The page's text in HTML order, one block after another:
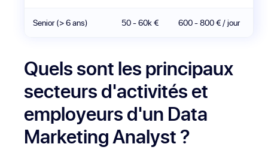
Senior (> 6 ans) 50 - 60k € 600 - 800 € / jour
Quels sont les principaux
secteurs d'activités et
employeurs d'un Data
Marketing Analyst ?